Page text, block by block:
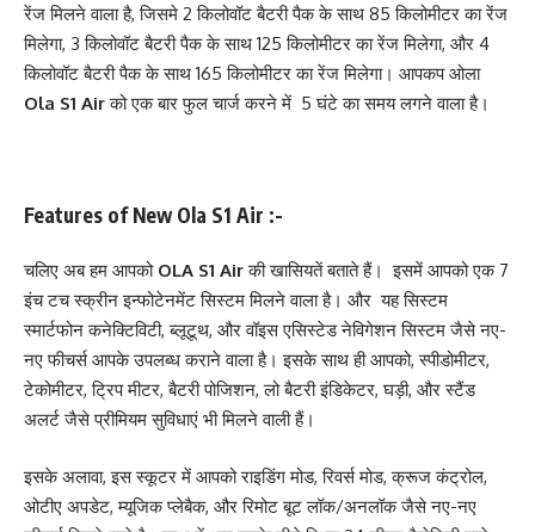
रेंज मिलने वाला है, जिसमे 2 किलोवॉट बैटरी पैक के साथ 85 किलोमीटर का रेंज
मिलेगा, 3 किलोवॉट बैटरी पैक के साथ 125 किलोमीटर का रेंज मिलेगा, और 4
किलोवॉट बैटरी पैक के साथ 165 किलोमीटर का रेंज मिलेगा। आपकप ओला
Ola S1 Airको एक बार फुल चार्ज करने में 5 घंटे का समय लगने वाला है।
Features of New Ola S1 Air :-
चलिए अब हम आपको OLA S1 Airकी खासियतें बताते हैं। इसमें आपको एक 7
इंच टच स्क्रीन इन्फोटेनमेंट सिस्टम मिलने वाला है। और यह सिस्टम
स्मार्टफोन कनेक्टिविटी, ब्लूटूथ, और वॉइस एसिस्टेड नेविगेशन सिस्टम जैसे नए-
नए फीचर्स आपके उपलब्ध कराने वाला है। इसके साथ ही आपको, स्पीडोमीटर,
टेकोमीटर, ट्रिप मीटर, बैटरी पोजिशन, लो बैटरी इंडिकेटर, घड़ी, और स्टैंड
अलर्ट जैसे प्रीमियम सुविधाएं भी मिलने वाली हैं।
इसके अलावा, इस स्कूटर में आपको राइडिंग मोड, रिवर्स मोड, क्रूज कंट्रोल,
ओटीए अपडेट, म्यूजिक प्लेबैक, और रिमोट बूट लॉक/अनलॉक जैसे नए-नए